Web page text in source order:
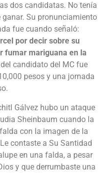
dos candidatas. No tenía
Su pronunciamiento
fue cuando señaló:
por decir sobre su
fumar mariguana en la
candidato del MC fue
pesos y una jornada
Gálvez hubo un ataque
Sheinbaum cuando la
con la imagen de la
contaste a Su Santidad
en una falda, a pesar
y que derrumbaste una